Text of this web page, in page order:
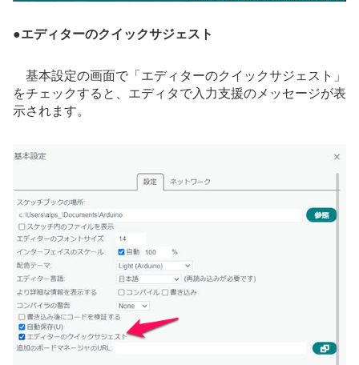
●エディターのクイックサジェスト
基本設定の画面で「エディターのクイックサジェスト」
をチェックすると、エディタで入力支援のメッセージが表
示されます。